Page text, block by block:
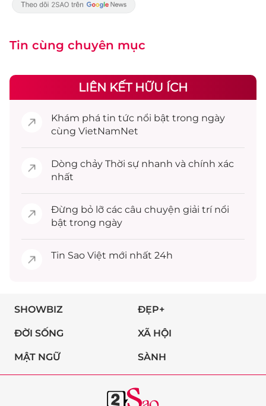
Tin cùng chuyên mục
LIÊN KẾT HỮU ÍCH
Khám phá tin tức nổi bật trong ngày
cùng VietNamNet
Dòng chảy Thời sự nhanh và chính xác
nhất
Đừng bỏ lỡ các câu chuyện giải trínổi
bật trong ngày
Tin Sao Việt mới nhất 24h
SHOWBIZ ĐẸP+
ĐỜI SỐNG XÃ HỘI
MẬT NGỮ SÀNH